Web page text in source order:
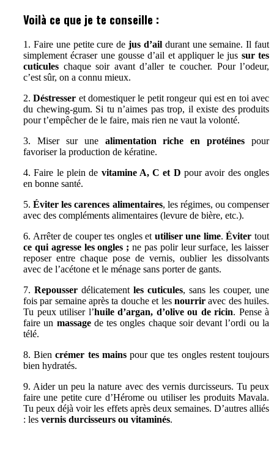
Voilà ce que je te conseille :
1. Faire une petite cure de jus d’aildurant une semaine. Il faut
simplement écraser une gousse d’ail et appliquer le jus sur tes
cuticules chaque soir avant d’aller te coucher. Pour l’odeur,
c’est sûr, on a connu mieux.
2.Déstresser et domestiquer le petit rongeur qui est en toi avec
du chewing-gum. Si tu n’aimes pas trop, il existe des produits
pour t’empêcher de le faire, mais rien ne vaut la volonté.
3. Miser sur une alimentation riche en protéines pour
favoriser la production de kératine.
4. Faire le plein de vitamine A, C et D pour avoir des ongles
en bonne santé.
5.Éviter les carences alimentaires, les régimes, ou compenser
avec des compléments alimentaires (levure de bière, etc.).
6. Arrêter de couper tes ongles et utiliser une lime.Évitertout
ce qui agresse les ongles ; ne pas polir leur surface, les laisser
reposer entre chaque pose de vernis, oublier les dissolvants
avec de l’acétone et le ménage sans porter de gants.
7. Repousser délicatement les cuticules, sans les couper, une
fois par semaine après ta douche et les nourriravec des huiles.
Tu peux utiliser l’huile d’argan, d’olive ou de ricin. Pense à
faire un massagede tes ongles chaque soir devant l’ordi ou la
télé.
8. Biencrémer tes mainspour que tes ongles restent toujours
bien hydratés.
9. Aider un peu la nature avec des vernis durcisseurs. Tu peux
faire une petite cure d’Hérome ou utiliser les produits Mavala.
Tu peux déjà voir les effets après deux semaines. D’autres alliés
: les vernis durcisseurs ou vitaminés.